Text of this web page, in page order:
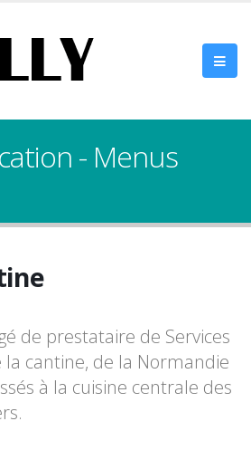
- Menus
de prestataire de Services
cantine, de la Normandie
à la cuisine centrale des